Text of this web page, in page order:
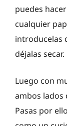
puedes
cualquier
introducelas
déjalas secar.
Luego con
ambos lados
Pasas por